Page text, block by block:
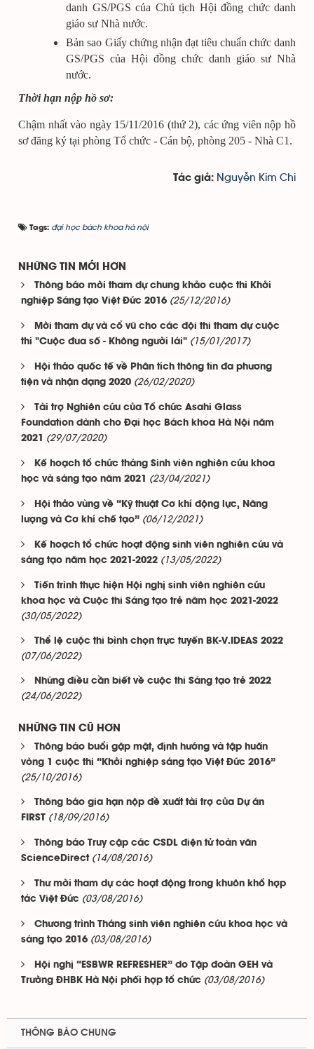
danh GS/PGS của Chủ tịch Hội đồng chức danh
giáo sư Nhà nước.
Bản sao Giấy chứng nhận đạt tiêu chuẩn chức danh
GS/PGS của Hội đồng chức danh giáo sư Nhà
nước.
Thời hạn nộp hồ sơ:
Chậm nhất vào ngày 15/11/2016 (thứ 2), các ứng viên nộp hồ
sơ đăng ký tại phòng Tổ chức - Cán bộ, phòng 205 - Nhà C1.
Tác giả: Nguyễn Kim Chi
Tags: đại học bách khoa hà nội
NHỮNG TIN MỚI HƠN
Thông báo mời tham dự chung khảo cuộc thi Khởi
nghiệp Sáng tạo Việt Đức 2016 (25/12/2016)
Mời tham dự và cổ vũ cho các đội thi tham dự cuộc
thi "Cuộc đua số - Không người lái" (15/01/2017)
Hội thảo quốc tế về Phân tích thông tin đa phương
tiện và nhận dạng 2020 (26/02/2020)
Tài trợ Nghiên cứu của Tổ chức Asahi Glass
Foundation dành cho Đại học Bách khoa Hà Nội năm
2021
(29/07/2020)
Kế hoạch tổ chức tháng Sinh viên nghiên cứu khoa
học và sáng tạo năm 2021
(23/04/2021)
Hội thảo vùng về “Kỹ thuật Cơ khí động lực, Năng
lượng và Cơ khí chế tạo” (06/12/2021)
Kế hoạch tổ chức hoạt động sinh viên nghiên cứu và
sáng tạo năm học 2021-2022 (13/05/2022)
Tiến trình thực hiện Hội nghị sinh viên nghiên cứu
khoa học và Cuộc thi Sáng tạo trẻ năm học 2021-2022
(30/05/2022)
Thể lệ cuộc thi bình chọn trực tuyến BK-V.IDEAS 2022
(07/06/2022)
Những điều cần biết về cuộc thi Sáng tạo trẻ 2022
(24/06/2022)
NHỮNG TIN CŨ HƠN
Thông báo buổi gặp mặt, định hướng và tập huấn
vòng 1 cuộc thi “Khởi nghiệp sáng tạo Việt Đức 2016”
(25/10/2016)
Thông báo gia hạn nộp đề xuất tài trợ của Dự án
FIRST (18/09/2016)
Thông báo Truy cập các CSDL điện tử toàn văn
ScienceDirect (14/08/2016)
Thư mời tham dự các hoạt động trong khuôn khổ hợp
tác Việt Đức (03/08/2016)
Chương trình Tháng sinh viên nghiên cứu khoa học và
sáng tạo 2016 (03/08/2016)
Hội nghị “ESBWR REFRESHER” do Tập đoàn GEH và
Trường ĐHBK Hà Nội phối hợp tổ chức (03/08/2016)
THÔNG BÁO CHUNG